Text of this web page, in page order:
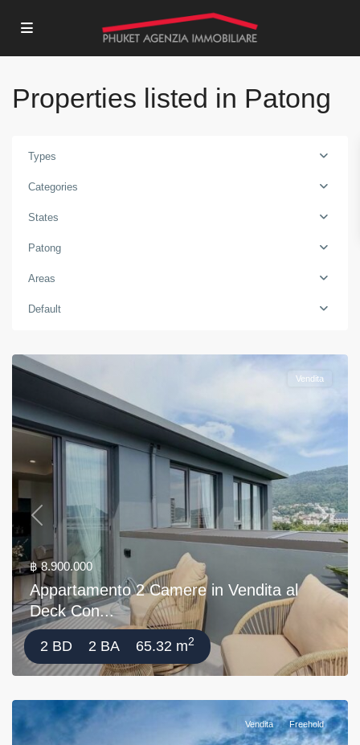
Properties listed in Patong
Types
Categories
States
Patong
Areas
Default
Vendita
Previous Next
฿ 8.900.000
Appartamento 2 Camere in Vendita al
Deck Con...
2 BD 2 BA 65.32 m2
Vendita Freehold